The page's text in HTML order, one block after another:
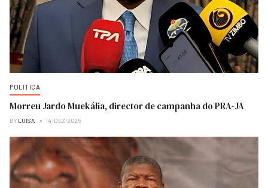
POLITICA
Morreu Jardo Muekália, director de campanha do PRA-JA
BY LUISA 14-DEZ-2025